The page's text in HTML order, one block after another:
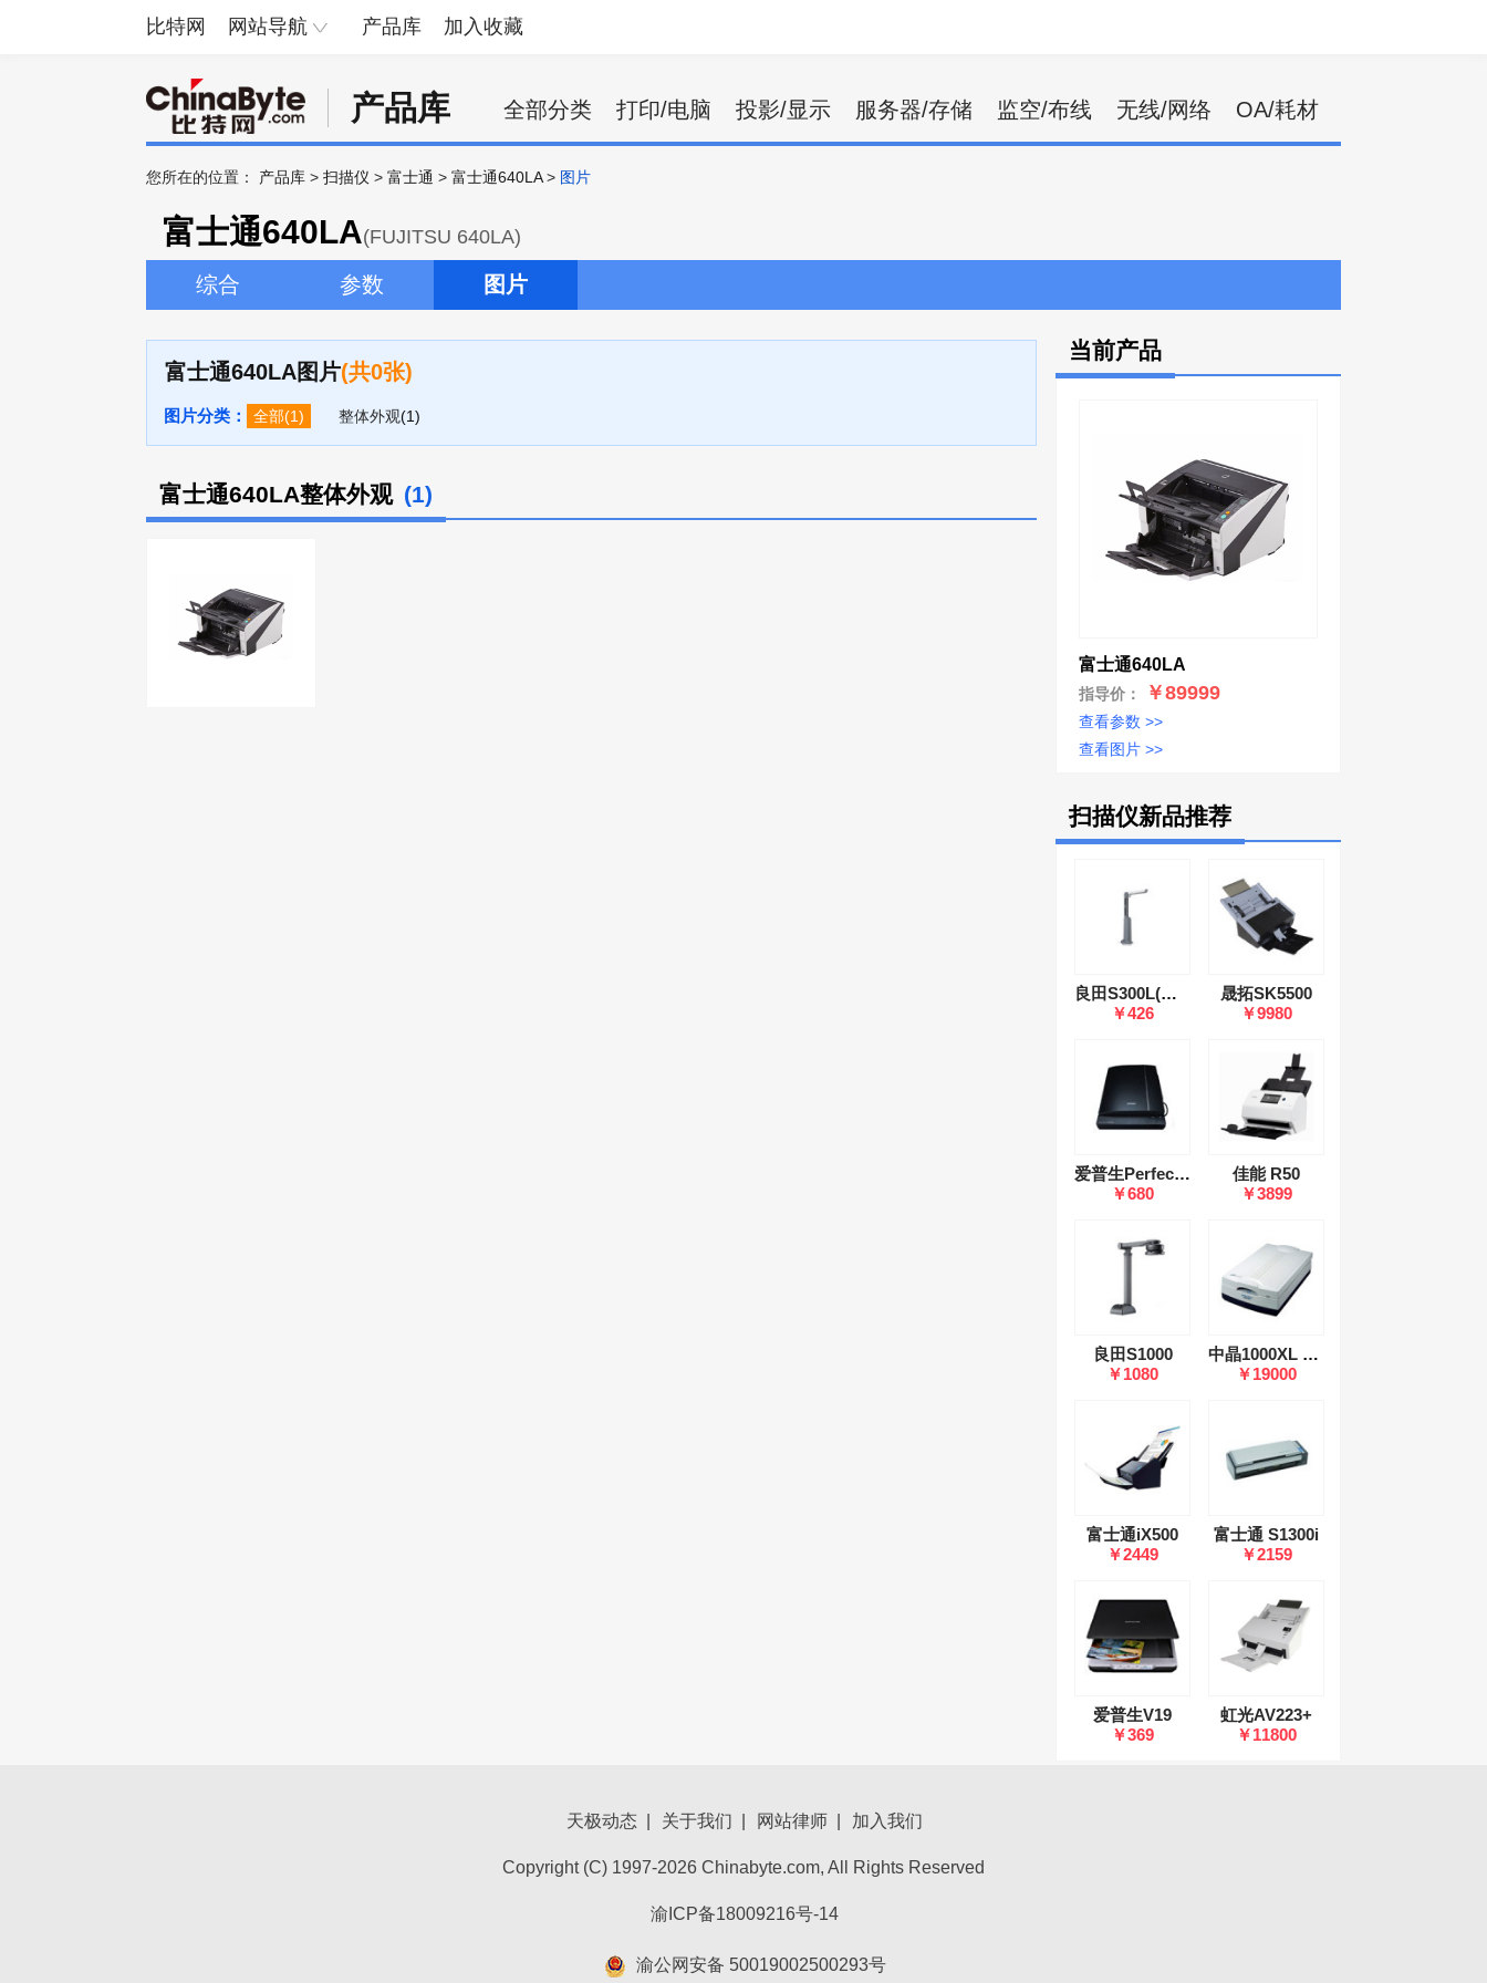
比特网 网站导航 产品库 加入收藏
产品库 全部分类 打印/电脑 投影/显示 服务器/存储 监空/布线 无线/网络 OA/耗材
您所在的位置： 产品库 > 扫描仪 > 富士通 > 富士通640LA> 图片
富士通640LA(FUJITSU 640LA)
综合 参数 图片
富士通640LA图片(共0张)
图片分类： 全部(1) 整体外观(1)
富士通640LA整体外观 (1)
当前产品
富士通640LA
指导价： ￥89999
查看参数 >>
查看图片 >>
扫描仪新品推荐
良田S300L(商务系列)
￥426
晟拓SK5500
￥9980
爱普生Perfection V33
￥680
佳能 R50
￥3899
良田S1000
￥1080
中晶1000XL Plus
￥19000
富士通iX500
￥2449
富士通 S1300i
￥2159
爱普生V19
￥369
虹光AV223+
￥11800
天极动态 关于我们 网站律师 加入我们
Copyright (C) 1997-2026 Chinabyte.com, All Rights Reserved
渝ICP备18009216号-14
渝公网安备 50019002500293号